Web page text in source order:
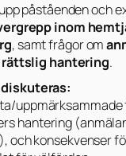
påståenden och
inom
, samt frågor om
rättslig hantering.
diskuteras:
uppmärksammade
hantering
och konsekvenser